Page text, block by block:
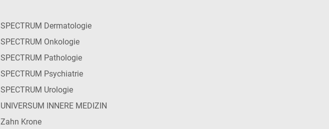
SPECTRUM Dermatologie
SPECTRUM Onkologie
SPECTRUM Pathologie
SPECTRUM Psychiatrie
SPECTRUM Urologie
UNIVERSUM INNERE MEDIZIN
Zahn Krone